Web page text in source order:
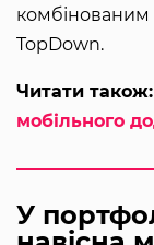
комбінованим
TopDown.
Читати також:
мобільного
У